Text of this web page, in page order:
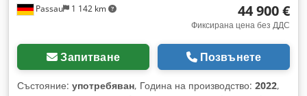
Passau 1 142 km 44 900 €
Фиксирана цена без ДДС
Запитване Позвънете
Състояние: употребяван, Година на производство: 2022,